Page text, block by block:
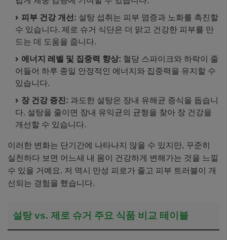
피부 건강 개선: 설탕 섭취는 피부 염증과 노화를 촉진할
수 있습니다. 제로 슈거 식단은 더 맑고 건강한 피부를 만
드는 데 도움을 줍니다.
에너지 레벨 및 집중력 향상: 혈당 스파이크와 하락이 줄
어들어 하루 종일 안정적인 에너지와 집중력을 유지할 수
있습니다.
장 건강 증진: 과도한 설탕은 장내 유해균 증식을 돕습니
다. 설탕을 줄이면 장내 유익균의 균형을 찾아 장 건강을
개선할 수 있습니다.
이러한 변화는 단기간에 나타나지 않을 수 있지만, 꾸준히
실천하다 보면 어느새 내 몸이 건강하게 변해가는 것을 느낄
수 있을 거예요. 저 역시 만성 피로가 줄고 피부 트러블이 개
선되는 경험을 했습니다.
설탕 vs. 제로 슈거 주요 식품 비교 테이블